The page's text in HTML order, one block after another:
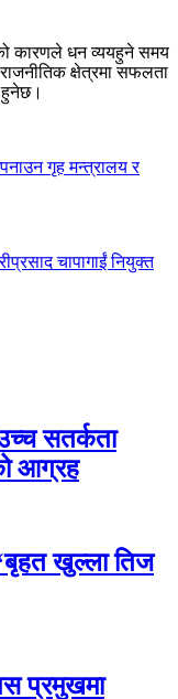
कारणले धन व्ययहुने समय
क्षेत्रमा सफलता
हुनेछ।
गृह मन्त्रालय र
चापागाईं नियुक्त
सतर्कता
आग्रह
खुल्ला तिज
प्रमुखमा